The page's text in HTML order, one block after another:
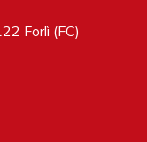
Forlì (FC)